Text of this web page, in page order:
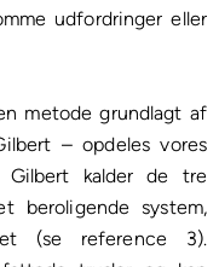
udfordringer eller
metode grundlagt af
– opdeles vores
Gilbert kalder de tre
beroligende system,
(se reference 3).